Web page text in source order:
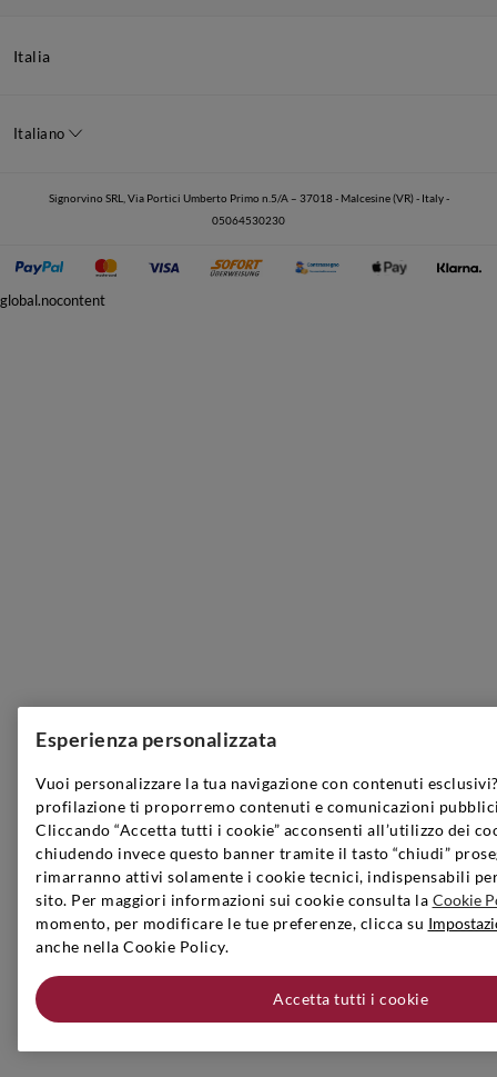
Italia
Italiano
Signorvino SRL, Via Portici Umberto Primo n.5/A – 37018 - Malcesine (VR) - Italy -
05064530230
Esperienza personalizzata
Vuoi personalizzare la tua navigazione con contenuti
profilazione ti proporremo contenuti e comunicazioni
Cliccando “Accetta tutti i cookie” acconsenti all’utilizzo dei
chiudendo invece questo banner tramite il tasto “chiudi”
rimarranno attivi solamente i cookie tecnici, indispensabili
sito. Per maggiori informazioni sui cookie consulta la Cookie
momento, per modificare le tue preferenze, clicca su
anche nella Cookie Policy.
Accetta tutti i cookie
global.nocontent